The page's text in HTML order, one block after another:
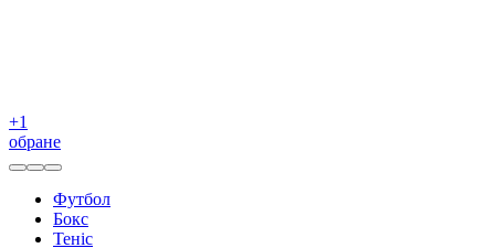
+1
обране
Футбол
Бокс
Теніс